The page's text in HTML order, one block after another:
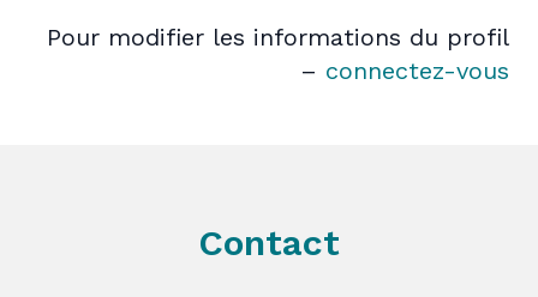
Pour modifier les informations du profil
– connectez-vous
Contact